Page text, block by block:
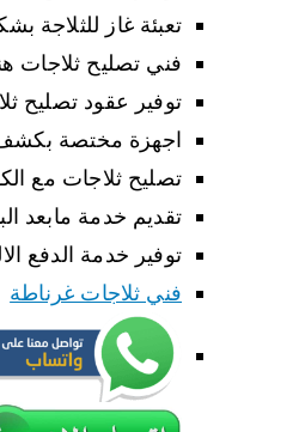
تعبئة غاز للثلاجة
فني تصليح ثلاجات
توفير عقود تصليح
اجهزة مختصة
تصليح ثلاجات مع
تقديم خدمة مابعد
توفير خدمة الدفع
فني ثلاجات غرناطة